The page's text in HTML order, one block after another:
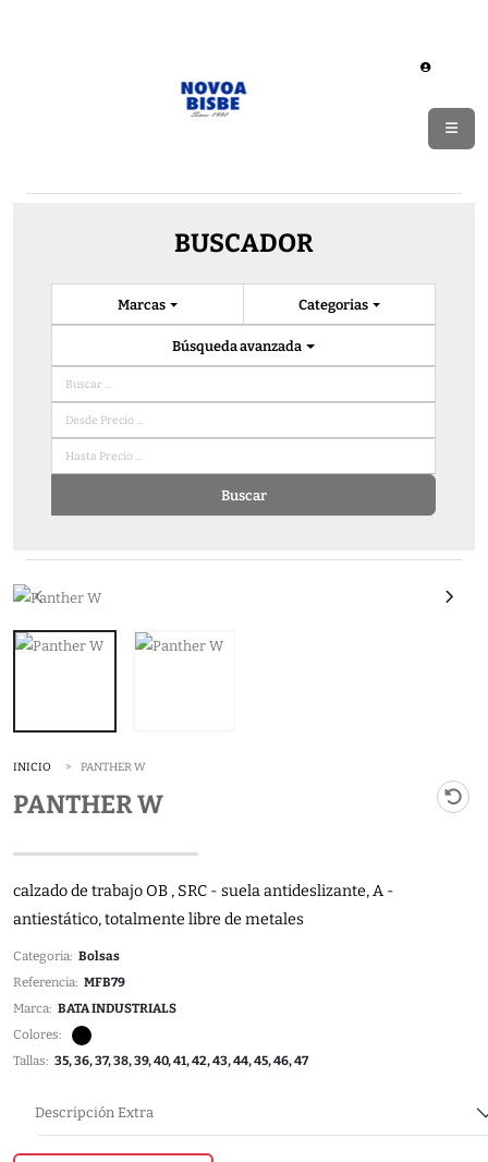
BUSCADOR
Categorias
Marcas
Búsqueda avanzada
Buscar
INICIO PANTHER W
PANTHER W
calzado de trabajo OB , SRC - suela antideslizante, A -
antiestático, totalmente libre de metales
Categoria: Bolsas
Referencia: MFB79
Marca: BATA INDUSTRIALS
Colores:
Tallas: 35, 36, 37, 38, 39, 40, 41, 42, 43, 44, 45, 46, 47
Descripción Extra